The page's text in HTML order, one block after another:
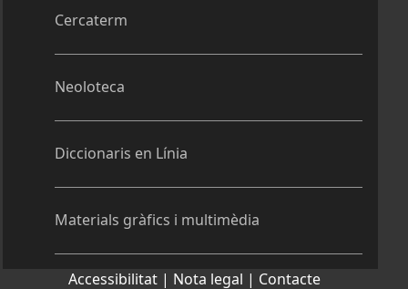
Cercaterm
Neoloteca
Diccionaris en Línia
Materials gràfics i multimèdia
Accessibilitat | Nota legal | Contacte